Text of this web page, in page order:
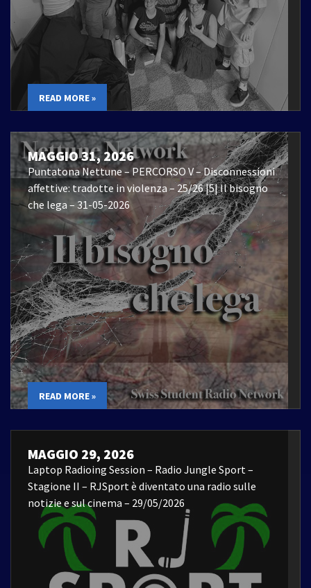
READ MORE »
MAGGIO 31, 2026
Puntatona Nettune – PERCORSO V – Disconnessioni
affettive: tradotte in violenza – 25/26 |5| Il bisogno
che lega – 31-05-2026
READ MORE »
MAGGIO 29, 2026
Laptop Radioing Session – Radio Jungle Sport –
Stagione II – RJSport è diventato una radio sulle
notizie e sul cinema – 29/05/2026